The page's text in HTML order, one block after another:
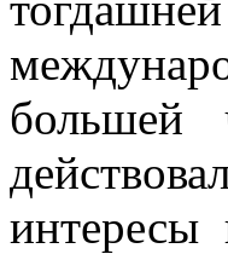
большей
интересы